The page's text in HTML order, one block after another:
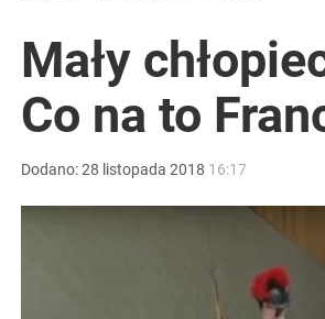
wzrost pod presją. co czeka branżę do
Mały
Co na to
Dodano:28 listopada 2018 16:17